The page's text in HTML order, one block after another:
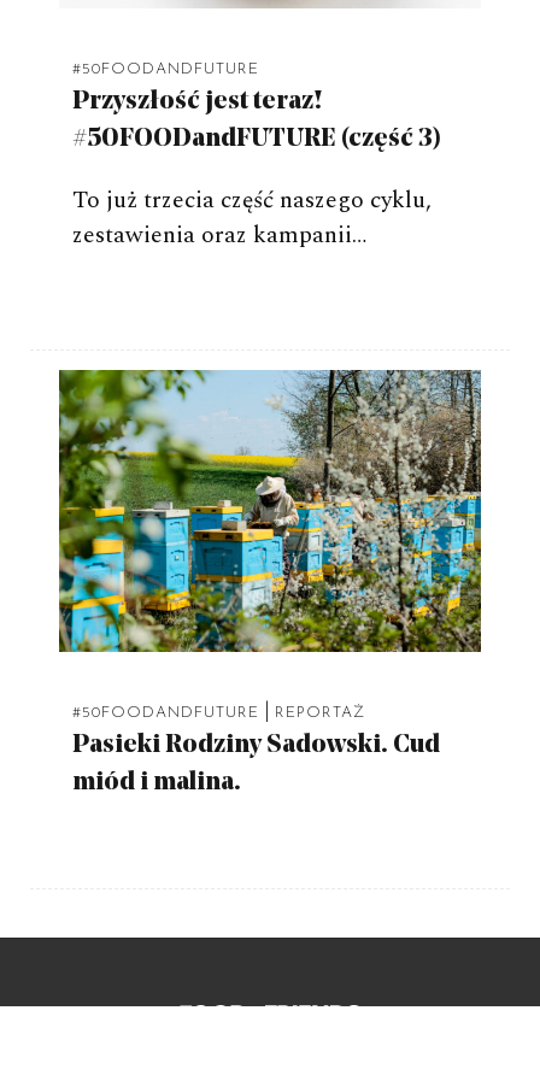
#50FOODANDFUTURE
Przyszłość jest teraz!
#50FOODandFUTURE (część 3)
To już trzecia część naszego cyklu,
zestawienia oraz kampanii…
#50FOODANDFUTURE | REPORTAŻ
Pasieki Rodziny Sadowski. Cud
miód i malina.